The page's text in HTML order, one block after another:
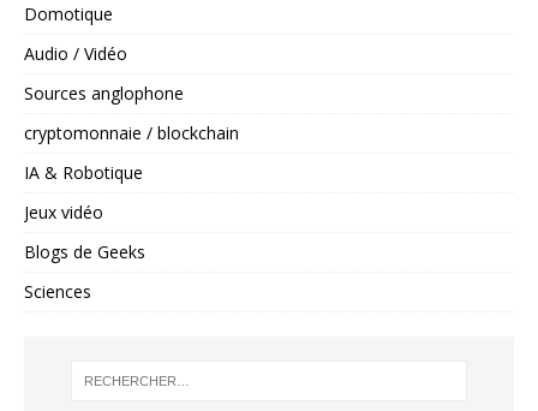
Domotique
Audio / Vidéo
Sources anglophone
cryptomonnaie / blockchain
IA & Robotique
Jeux vidéo
Blogs de Geeks
Sciences